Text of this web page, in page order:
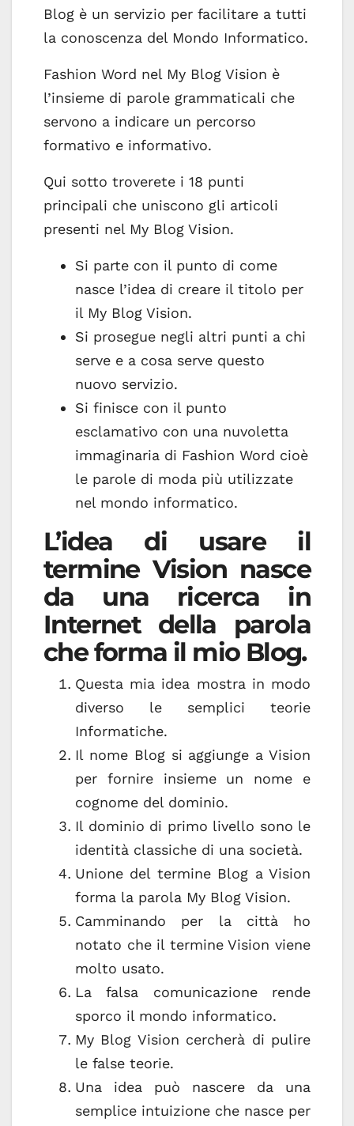
Blog è un servizio per facilitare a tutti
la conoscenza del Mondo Informatico.
Fashion Word nel My Blog Vision è
l’insieme di parole grammaticali che
servono a indicare un percorso
formativo e informativo.
Qui sotto troverete i 18 punti
principali che uniscono gli articoli
presenti nel My Blog Vision.
Si parte con il punto di come
nasce l’idea di creare il titolo per
il My Blog Vision.
Si prosegue negli altri punti a chi
serve e a cosa serve questo
nuovo servizio.
Si finisce con il punto
esclamativo con una nuvoletta
immaginaria di Fashion Word cioè
le parole di moda più utilizzate
nel mondo informatico.
L’idea di usare il
termine Vision nasce
da una ricerca in
Internet della parola
che forma il mio Blog.
Questa mia idea mostra in modo
diverso le semplici teorie
Informatiche.
Il nome Blog si aggiunge a Vision
per fornire insieme un nome e
cognome del dominio.
Il dominio di primo livello sono le
identità classiche di una società.
Unione del termine Blog a Vision
forma la parola My Blog Vision.
Camminando per la città ho
notato che il termine Vision viene
molto usato.
La falsa comunicazione rende
sporco il mondo informatico.
My Blog Vision cercherà di pulire
le false teorie.
Una idea può nascere da una
semplice intuizione che nasce per